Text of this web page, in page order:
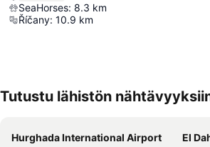
SeaHorses: 8.3 km
Říčany: 10.9 km
Tutustu lähistön
Hurghada International Airport El